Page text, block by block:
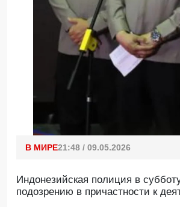
В МИРЕ21:48 / 09.05.2026
Индонезийская полиция в
подозрению в причастности к